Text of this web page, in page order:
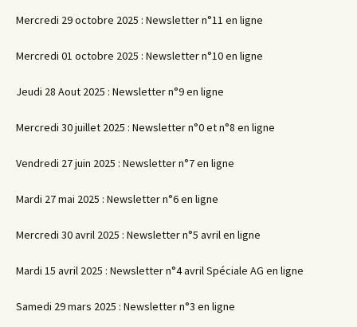
Mercredi 29 octobre 2025 : Newsletter n°11 en ligne
Mercredi 01 octobre 2025 : Newsletter n°10 en ligne
Jeudi 28 Aout 2025 : Newsletter n°9 en ligne
Mercredi 30 juillet 2025 : Newsletter n°0 et n°8 en ligne
Vendredi 27 juin 2025 : Newsletter n°7 en ligne
Mardi 27 mai 2025 : Newsletter n°6 en ligne
Mercredi 30 avril 2025 : Newsletter n°5 avril en ligne
Mardi 15 avril 2025 : Newsletter n°4 avril Spéciale AG en ligne
Samedi 29 mars 2025 : Newsletter n°3 en ligne